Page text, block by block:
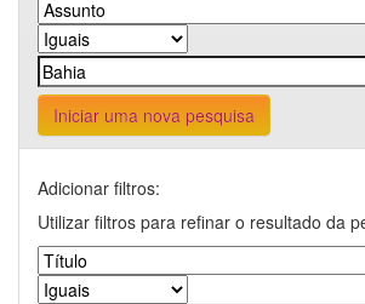
Iniciar uma nova pesquisa
Adicionar filtros:
Utilizar filtros para refinar o resultado da